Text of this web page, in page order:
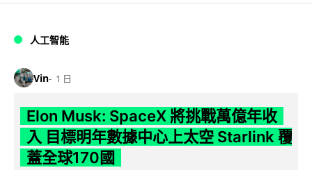
人工智能
Vin 1 日
Elon Musk: SpaceX 將挑戰萬億年收
入 目標明年數據中心上太空 Starlink 覆
蓋全球170國